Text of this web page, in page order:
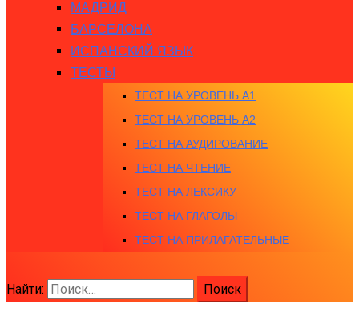
МАДРИД
БАРСЕЛОНА
ИСПАНСКИЙ ЯЗЫК
ТЕСТЫ
ТЕСТ НА УРОВЕНЬ A1
ТЕСТ НА УРОВЕНЬ A2
ТЕСТ НА АУДИРОВАНИЕ
ТЕСТ НА ЧТЕНИЕ
ТЕСТ НА ЛЕКСИКУ
ТЕСТ НА ГЛАГОЛЫ
ТЕСТ НА ПРИЛАГАТЕЛЬНЫЕ
Найти: